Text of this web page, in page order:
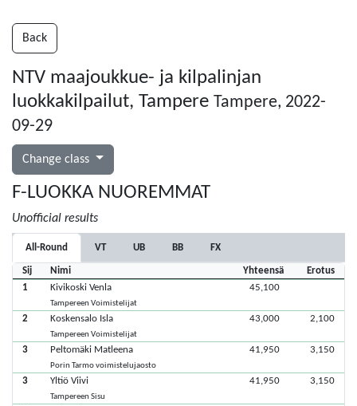
Back
NTV maajoukkue- ja kilpalinjan
luokkakilpailut, Tampere Tampere, 2022-
09-29
Change class
F-LUOKKA NUOREMMAT
Unofficial results
All-Round VT UB BB FX
Sij Nimi Yhteensä
Erotus
1
Kivikoski Venla
Tampereen Voimistelijat
45,100
2 Koskensalo Isla
Tampereen Voimistelijat
43,000 2,100
3 Peltomäki Matleena
Porin Tarmo voimistelujaosto
41,950 3,150
3 Yltiö Viivi
Tampereen Sisu
41,950 3,150